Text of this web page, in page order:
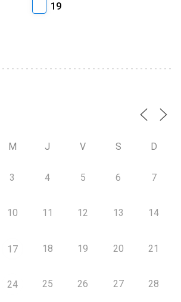
19
M J V S D
3 4 5 6 7
10 11 12 13 14
17 18 19 20 21
24 25 26 27 28